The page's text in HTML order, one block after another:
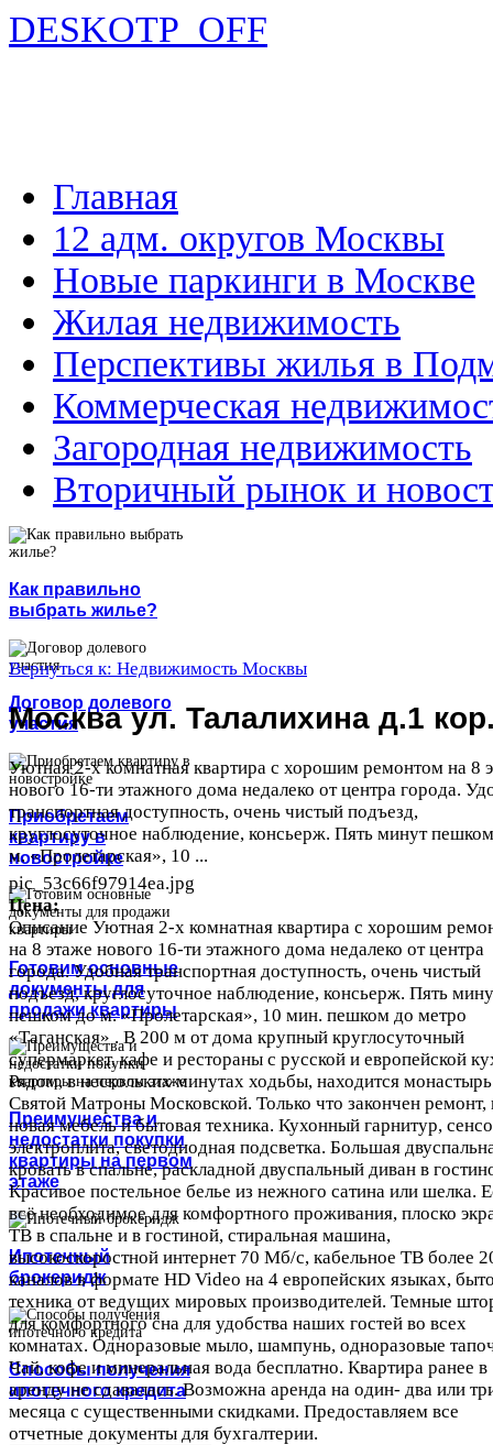
DESKOTP_OFF
Главная
12 адм. округов Москвы
Новые паркинги в Москве
Жилая недвижимость
Перспективы жилья в
Коммерческая
Загородная недвижимость
Вторичный рынок и
Как правильно
выбрать жилье?
Договор долевого
участия
Приобретаем
квартиру в
новостройке
Готовим основные
документы для
продажи квартиры
Преимущества и
недостатки покупки
квартиры на первом
этаже
Ипотечный
брокеридж
Способы получения
ипотечного кредита
Вернуться к: Недвижимость Москвы
Москва ул. Талалихина д.1
Уютная 2-х комнатная квартира с хорошим ремонтом на 8
нового 16-ти этажного дома недалеко от центра города.
транспортная доступность, очень чистый подъезд,
круглосуточное наблюдение, консьерж. Пять минут
м. «Пролетарская», 10 ...
pic_53c66f97914ea.jpg
Цена:
Описание Уютная 2-х комнатная квартира с хорошим
на 8 этаже нового 16-ти этажного дома недалеко от центра
города. Удобная транспортная доступность, очень чистый
подъезд, круглосуточное наблюдение, консьерж. Пять
пешком до м. «Пролетарская», 10 мин. пешком до метро
«Таганская» . В 200 м от дома крупный круглосуточный
супермаркет, кафе и рестораны с русской и европейской
Рядом, в нескольких минутах ходьбы, находится монастырь
Святой Матроны Московской. Только что закончен ремонт,
новая мебель и бытовая техника. Кухонный гарнитур,
электроплита, светодиодная подсветка. Большая
кровать в спальне, раскладной двуспальный диван в
Красивое постельное белье из нежного сатина или шелка.
всё необходимое для комфортного проживания, плоско
ТВ в спальне и в гостиной, стиральная машина,
высокоскоростной интернет 70 Мб/с, кабельное ТВ более
каналов в формате HD Video на 4 европейских языках,
техника от ведущих мировых производителей. Темные
для комфортного сна для удобства наших гостей во всех
комнатах. Одноразовые мыло, шампунь, одноразовые
Чай, кофе и минеральная вода бесплатно. Квартира ранее в
аренду не сдавалась. Возможна аренда на один- два или
месяца с существенными скидками. Предоставляем все
отчетные документы для бухгалтерии.